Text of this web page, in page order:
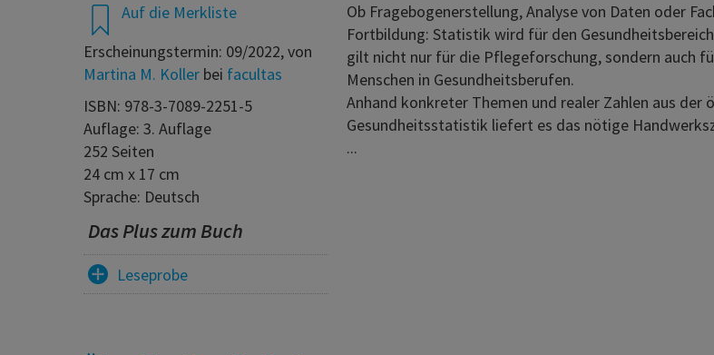
Auf die Merkliste
Erscheinungstermin: 09/2022, von
Martina M. Koller bei facultas
ISBN: 978-3-7089-2251-5
Auflage: 3. Auflage
252 Seiten
24 cm x 17 cm
Sprache: Deutsch
Das Plus zum Buch
Leseprobe
Ob Fragebogenerstellung, Analyse von Daten oder
Fortbildung: Statistik wird für den
gilt nicht nur für die Pflegeforschung, sondern auch
Menschen in Gesundheitsberufen.
Anhand konkreter Themen und realer Zahlen aus der
Gesundheitsstatistik liefert es das nötige
...